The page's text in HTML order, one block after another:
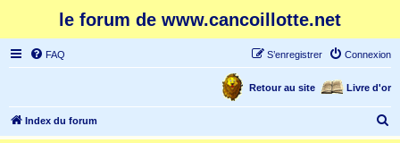
le forum de www.cancoillotte.net
FAQ Connexion
S’enregistrer
Livre d'or
Retour au site
Index du forum